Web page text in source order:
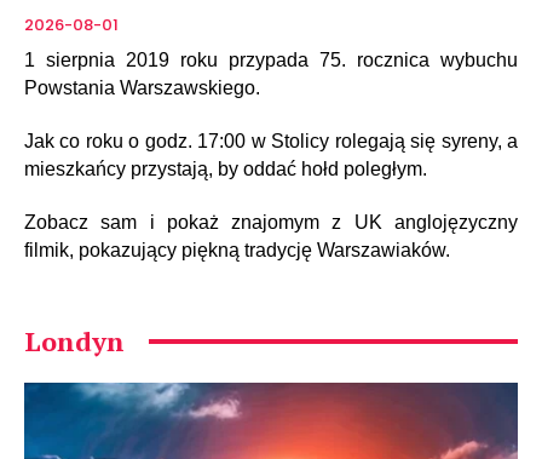
2026-08-01
1 sierpnia 2019 roku przypada 75. rocznica wybuchu
Powstania Warszawskiego.
Jak co roku o godz. 17:00 w Stolicy rolegają się syreny, a
mieszkańcy przystają, by oddać hołd poległym.
Zobacz sam i pokaż znajomym z UK anglojęzyczny
filmik, pokazujący piękną tradycję Warszawiaków.
Londyn